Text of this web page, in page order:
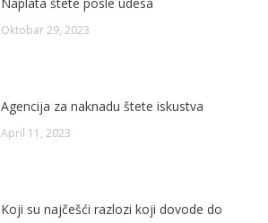
Oktobar 29, 2023
Agencija za naknadu štete iskustva
April 11, 2023
Koji su najčešći razlozi koji dovode do